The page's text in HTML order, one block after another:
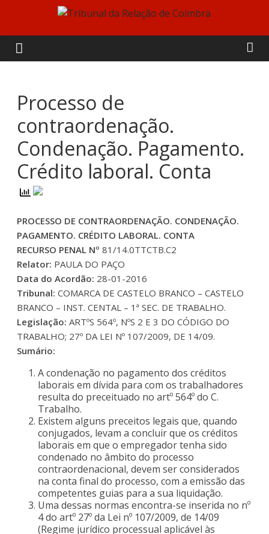
content
Tribunal
da
Relação
de
Coimbra
Processo de
contraordenação.
Condenação. Pagamento.
Crédito laboral. Conta
PROCESSO DE CONTRAORDENAÇÃO. CONDENAÇÃO.
PAGAMENTO. CRÉDITO LABORAL. CONTA
RECURSO PENAL Nº81/14.0TTCTB.C2
Relator: PAULA DO PAÇO
Data do Acordão: 28-01-2016
Tribunal:COMARCA DE CASTELO BRANCO – CASTELO
BRANCO – INST. CENTAL – 1ª SEC. DE TRABALHO.
Legislação: ARTºS 564º, NºS 2 E 3 DO CÓDIGO DO
TRABALHO; 27º DA LEI Nº 107/2009, DE 14/09.
Sumário:
A condenação no pagamento dos créditos
laborais em dívida para com os trabalhadores
resulta do preceituado no artº 564º do C.
Trabalho.
Existem alguns preceitos legais que, quando
conjugados, levam a concluir que os créditos
laborais em que o empregador tenha sido
condenado no âmbito do processo
contraordenacional, devem ser considerados
na conta final do processo, com a emissão das
competentes guias para a sua liquidação.
Uma dessas normas encontra-se inserida no nº
4 do artº 27º da Lei nº 107/2009, de 14/09
(Regime jurídico processual aplicável às